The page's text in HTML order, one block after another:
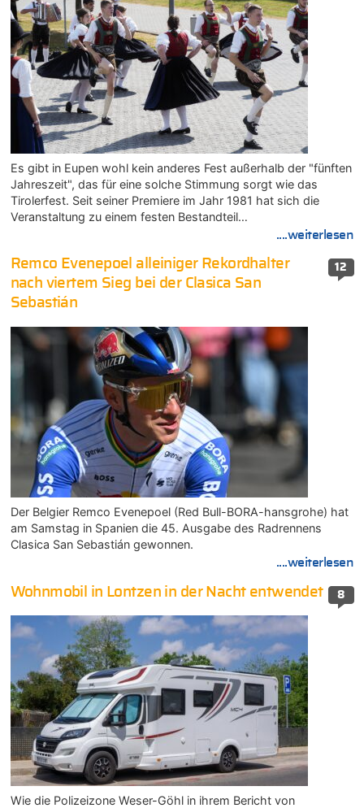
Es gibt in Eupen wohl kein anderes Fest außerhalb der "fünften
Jahreszeit", das für eine solche Stimmung sorgt wie das
Tirolerfest. Seit seiner Premiere im Jahr 1981 hat sich die
Veranstaltung zu einem festen Bestandteil…
....weiterlesen
12
Remco Evenepoel alleiniger Rekordhalter
nach viertem Sieg bei der Clasica San
Sebastián
Der Belgier Remco Evenepoel (Red Bull-BORA-hansgrohe) hat
am Samstag in Spanien die 45. Ausgabe des Radrennens
Clasica San Sebastián gewonnen.
....weiterlesen
8
Wohnmobil in Lontzen in der Nacht entwendet
Wie die Polizeizone Weser-Göhl in ihrem Bericht von